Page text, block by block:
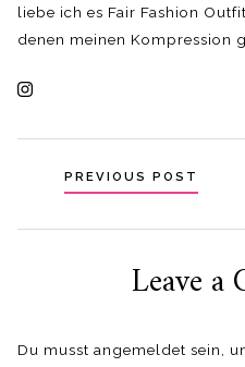
liebe ich es Fair Fashion
denen meinen Kompression
Beitragsnavigation
PREVIOUS POST
Leave a
Du musst angemeldet sein,